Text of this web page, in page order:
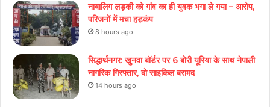
नाबालिग लड़की को गांव का ही युवक भगा ले गया – आरोप,
परिजनों में मचा हड़कंप
8 hours ago
सिद्धार्थनगर: खुनवा बॉर्डर पर 6 बोरी यूरिया के साथ नेपाली
नागरिक गिरफ्तार, दो साइकिल बरामद
14 hours ago